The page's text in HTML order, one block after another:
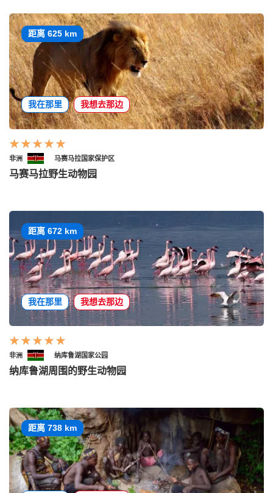
距离 625 km
我在那里 我想去那边
非洲 马赛马拉国家保护区
马赛马拉野生动物园
距离 672 km
我在那里 我想去那边
非洲 纳库鲁湖国家公园
纳库鲁湖周围的野生动物园
距离 738 km